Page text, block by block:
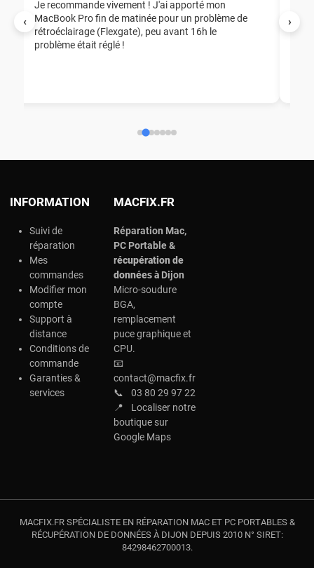
‹ ›
Je recommande vivement ! J'ai apporté mon
MacBook Pro fin de matinée pour un problème de
rétroéclairage (Flexgate), peu avant 16h le
problème était réglé !
INFORMATION
Suivi de
réparation
Mes
commandes
Modifier mon
compte
Support à
distance
Conditions de
commande
Garanties &
services
MACFIX.FR
Réparation Mac,
PC Portable &
récupération de
données àDijon
Micro-soudure
BGA,
remplacement
puce graphique et
CPU.
📧
contact@macfix.fr
📞
03 80 29 97 22
📍
Localiser notre
boutique sur
Google Maps
MACFIX.FR SPÉCIALISTE EN RÉPARATION MAC ET PC PORTABLES &
RÉCUPÉRATION DE DONNÉES À DIJON DEPUIS 2010 N° SIRET:
84298462700013.